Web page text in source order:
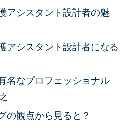
アシスタント設計者の魅
アシスタント設計者になる
名なプロフェッショナル
の観点から見ると？